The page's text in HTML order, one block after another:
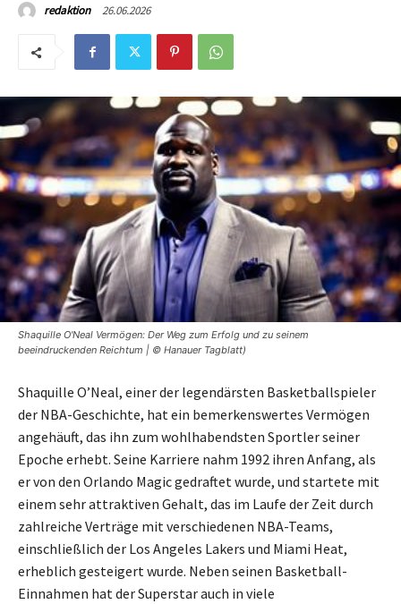
redaktion 26.06.2026
Shaquille O'Neal Vermögen: Der Weg zum Erfolg und zu seinem
beeindruckenden Reichtum | © Hanauer Tagblatt)
Shaquille O’Neal, einer der legendärsten Basketballspieler
der NBA-Geschichte, hat ein bemerkenswertes Vermögen
angehäuft, das ihn zum wohlhabendsten Sportler seiner
Epoche erhebt. Seine Karriere nahm 1992 ihren Anfang, als
er von den Orlando Magic gedraftet wurde, und startete mit
einem sehr attraktiven Gehalt, das im Laufe der Zeit durch
zahlreiche Verträge mit verschiedenen NBA-Teams,
einschließlich der Los Angeles Lakers und Miami Heat,
erheblich gesteigert wurde. Neben seinen Basketball-
Einnahmen hat der Superstar auch in viele